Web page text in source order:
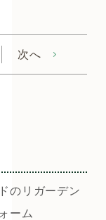
次へ
のリガーデン
ーム